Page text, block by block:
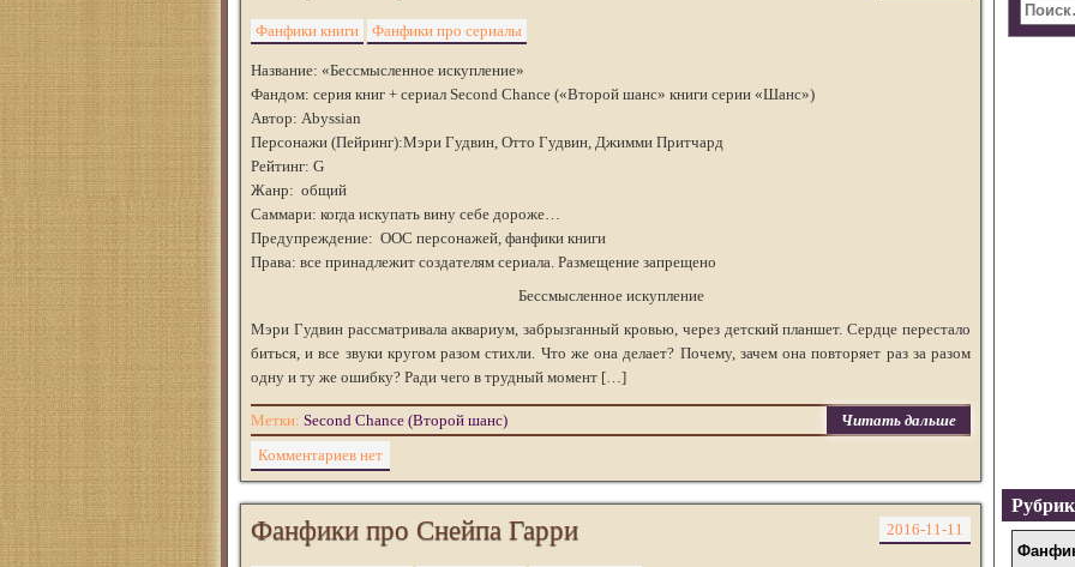
Фанфики книги Фанфики про сериалы
Название: «Бессмысленное искупление»
Фандом: серия книг + сериал Second Chance («Второй шанс» книги серии «Шанс»)
Автор: Abyssian
Персонажи (Пейринг):Мэри Гудвин, Отто Гудвин, Джимми Притчард
Рейтинг: G
Жанр: общий
Саммари: когда искупать вину себе дороже…
Предупреждение: ООС персонажей, фанфики книги
Права: все принадлежит создателям сериала. Размещение запрещено
Бессмысленное искупление
Мэри Гудвин рассматривала аквариум, забрызганный кровью, через детский планшет. Сердце перестало
биться, и все звуки кругом разом стихли. Что же она делает? Почему, зачем она повторяет раз за разом
одну и ту же ошибку? Ради чего в трудный момент […]
Читать дальше
Метки: Second Chance (Второй шанс)
Комментариев нет
Фанфики про Снейпа Гарри 2016-11-11